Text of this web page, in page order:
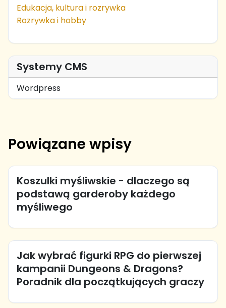
Edukacja, kultura i rozrywka
Rozrywka i hobby
Systemy CMS
Wordpress
Powiązane wpisy
Koszulki myśliwskie - dlaczego są
podstawą garderoby każdego
myśliwego
Jak wybrać figurki RPG do pierwszej
kampanii Dungeons & Dragons?
Poradnik dla początkujących graczy